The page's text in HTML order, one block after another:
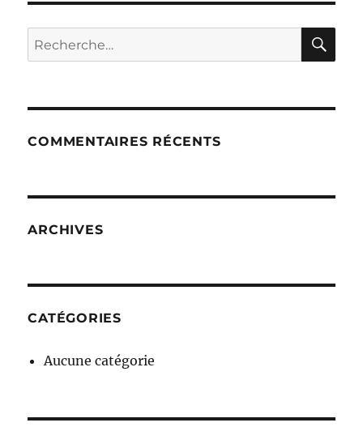
Recherche
pour :
COMMENTAIRES RÉCENTS
ARCHIVES
CATÉGORIES
Aucune catégorie